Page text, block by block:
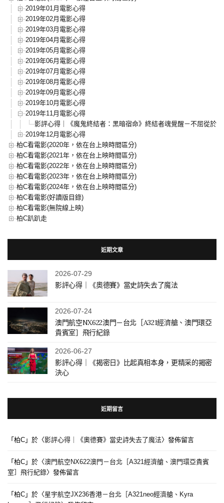
2019年01月電影心得
2019年02月電影心得
2019年03月電影心得
2019年04月電影心得
2019年05月電影心得
2019年06月電影心得
2019年07月電影心得
2019年08月電影心得
2019年09月電影心得
2019年10月電影心得
2019年11月電影心得
影評心得｜《魔鬼終結者：黑暗宿命》終結者魂覺醒－不屈從於
2019年12月電影心得
柏C看電影(2020年，依在台上映時間區分)
柏C看電影(2021年，依在台上映時間區分)
柏C看電影(2022年，依在台上映時間區分)
柏C看電影(2023年，依在台上映時間區分)
柏C看電影(2024年，依在台上映時間區分)
柏C看電影(好讀版目錄)
柏C看電影(無院線上映)
柏C趴趴走
近期文章
2026-07-29
影評心得｜《奧德賽》當史詩失去了魔法
2026-07-24
澳門航空NX622澳門－台北［A321經濟艙、澳門環亞
貴賓室］飛行紀錄
2026-06-27
影評心得｜《揭密日》比起真相本身，更精采的揭密
決心
近期留言
「 柏C 」於〈影評心得｜《奧德賽》當史詩失去了魔法〉發佈留言
「 柏C 」於〈澳門航空NX622澳門－台北［A321經濟艙、澳門環亞貴賓
室］飛行紀錄〉發佈留言
「 柏C 」於〈星宇航空JX236香港－台北［A321neo經濟艙、Kyra